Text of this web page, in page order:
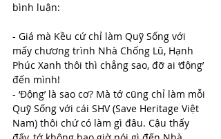
bình luận:
- Giá mà Kều cứ chỉ làm Quỹ Sống với
mấy chương trình Nhà Chống Lũ, Hạnh
Phúc Xanh thôi thì chẳng sao, đỡ ai ‘động’
đến mình!
- ‘Động’ là sao cơ? Mà tớ cũng chỉ làm mỗi
Quỹ Sống với cái SHV (Save Heritage Việt
Nam) thôi chứ có làm gì đâu. Cậu thấy